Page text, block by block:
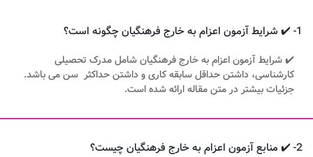
1- ✔️ شرایط آزمون اعزام به خارج فرهنگیان چگونه است؟
✔️ شرایط آزمون اعزام به خارج فرهنگیان شامل مدرک تحصیلی
کارشناسی، داشتن حداقل سابقه کاری و داشتن حداکثر سن می باشد.
جزئیات بیشتر در متن مقاله ارائه شده است.
2- ✔️ منابع آزمون اعزام به خارج فرهنگیان چیست؟